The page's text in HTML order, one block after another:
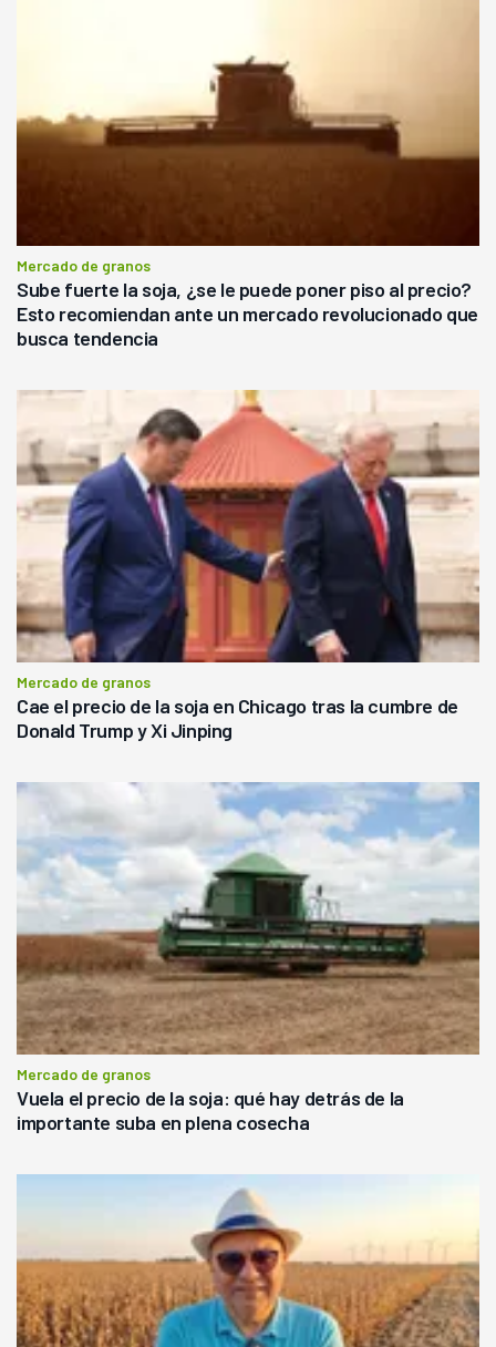
Mercado de granos
Sube fuerte la soja, ¿se le puede poner piso al precio?
Esto recomiendan ante un mercado revolucionado que
busca tendencia
Mercado de granos
Cae el precio de la soja en Chicago tras la cumbre de
Donald Trump y Xi Jinping
Mercado de granos
Vuela el precio de la soja: qué hay detrás de la
importante suba en plena cosecha